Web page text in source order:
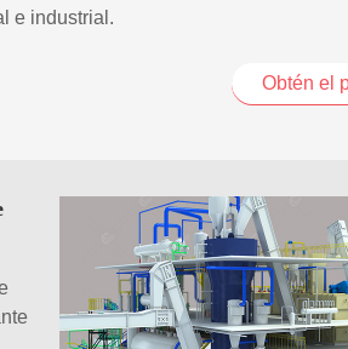
e industrial.
Obtén el